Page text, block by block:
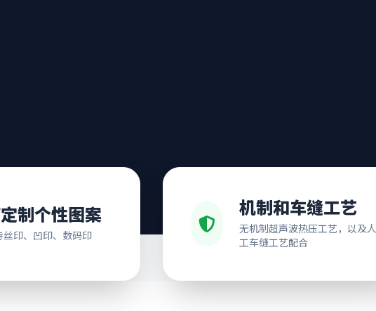
制个性图案
丝印、凹印、数码印
机制和车缝工艺
无机制超声波热压工艺，以及人
工车缝工艺配合